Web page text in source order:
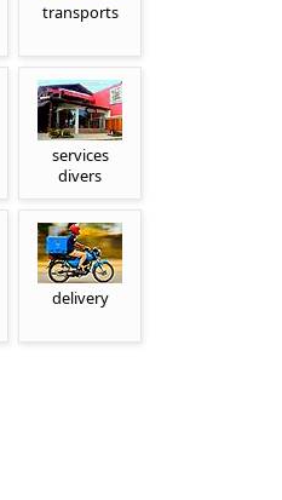
transports
services
divers
delivery